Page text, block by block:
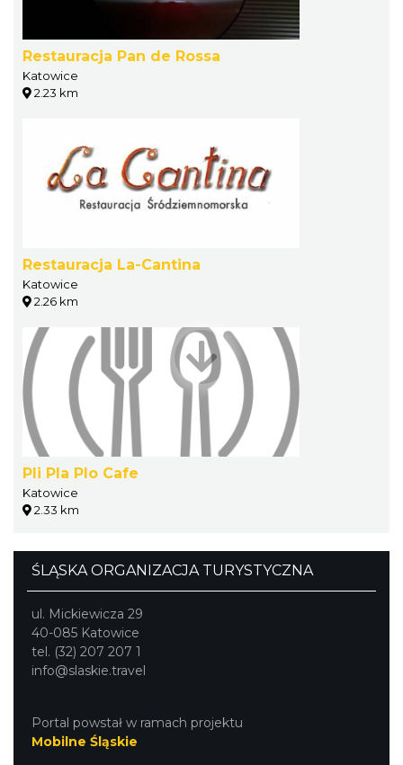
Restauracja Pan de Rossa
Katowice
2.23 km
Restauracja La-Cantina
Katowice
2.26 km
Pli Pla Plo Cafe
Katowice
2.33 km
ŚLĄSKA ORGANIZACJA TURYSTYCZNA
ul. Mickiewicza 29
40-085 Katowice
tel. (32) 207 207 1
info@slaskie.travel
Portal powstał w ramach projektu
Mobilne Śląskie